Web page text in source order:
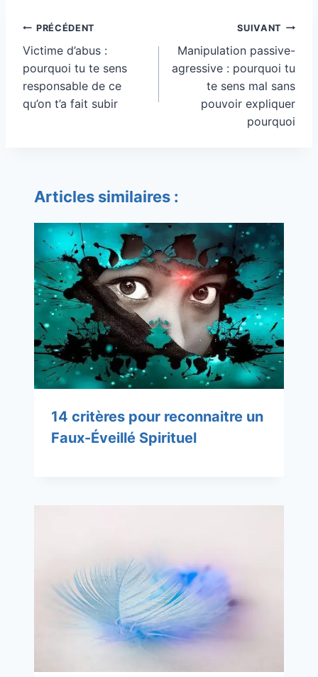
Navigation
de
l’article
PRÉCÉDENT
Victime d’abus :
pourquoi tu te sens
responsable de ce
qu’on t’a fait subir
SUIVANT
Manipulation passive-
agressive : pourquoi tu
te sens mal sans
pouvoir expliquer
pourquoi
Articles similaires :
14 critères pour reconnaitre un
Faux-Éveillé Spirituel